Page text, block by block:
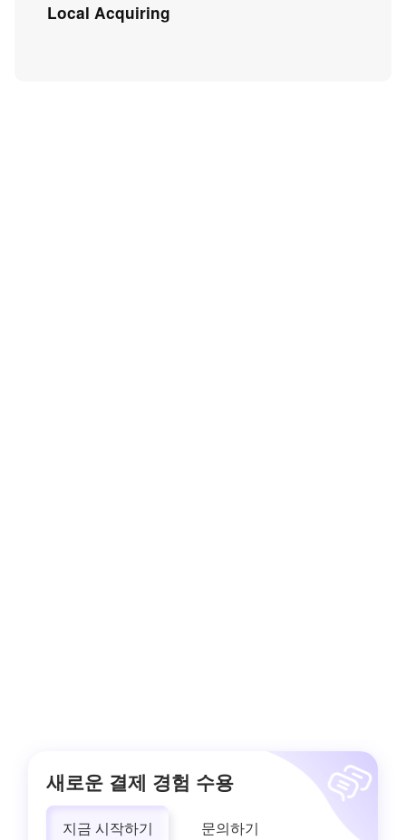
Local Acquiring
새로운 결제 경험 수용
지금 시작하기 문의하기